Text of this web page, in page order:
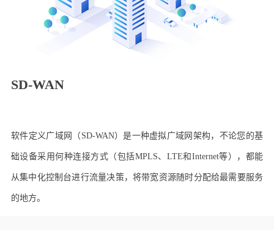
SD-WAN
软件定义广域网（SD-WAN）是一种虚拟广域网架构，不论您的基
础设备采用何种连接方式（包括MPLS、LTE和Internet等），都能
从集中化控制台进行流量决策，将带宽资源随时分配给最需要服务
的地方。